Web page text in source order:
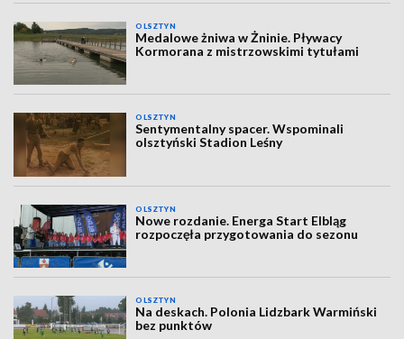
OLSZTYN
Medalowe żniwa w Żninie. Pływacy
Kormorana z mistrzowskimi tytułami
OLSZTYN
Sentymentalny spacer. Wspominali
olsztyński Stadion Leśny
OLSZTYN
Nowe rozdanie. Energa Start Elbląg
rozpoczęła przygotowania do sezonu
OLSZTYN
Na deskach. Polonia Lidzbark Warmiński
bez punktów